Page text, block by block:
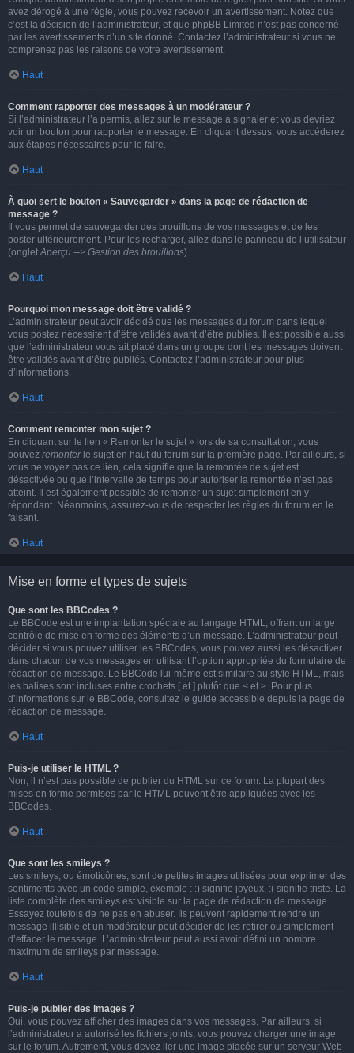
avez dérogé à une règle, vous pouvez recevoir un avertissement. Notez que
c’est la décision de l’administrateur, et que phpBB Limited n’est pas concerné
par les avertissements d’un site donné. Contactez l’administrateur si vous ne
comprenez pas les raisons de votre avertissement.
Haut
Comment rapporter des messages à un modérateur ?
Si l’administrateur l’a permis, allez sur le message à signaler et vous devriez
voir un bouton pour rapporter le message. En cliquant dessus, vous accéderez
aux étapes nécessaires pour le faire.
Haut
À quoi sert le bouton « Sauvegarder » dans la page de rédaction de
message ?
Il vous permet de sauvegarder des brouillons de vos messages et de les
poster ultérieurement. Pour les recharger, allez dans le panneau de l’utilisateur
(ongletAperçu --> Gestion des brouillons).
Haut
Pourquoi mon message doit être validé ?
L’administrateur peut avoir décidé que les messages du forum dans lequel
vous postez nécessitent d’être validés avant d’être publiés. Il est possible aussi
que l’administrateur vous ait placé dans un groupe dont les messages doivent
être validés avant d’être publiés. Contactez l’administrateur pour plus
d’informations.
Haut
Comment remonter mon sujet ?
En cliquant sur le lien « Remonter le sujet » lors de sa consultation, vous
pouvez remonterle sujet en haut du forum sur la première page. Par ailleurs, si
vous ne voyez pas ce lien, cela signifie que la remontée de sujet est
désactivée ou que l’intervalle de temps pour autoriser la remontée n’est pas
atteint. Il est également possible de remonter un sujet simplement en y
répondant. Néanmoins, assurez-vous de respecter les règles du forum en le
faisant.
Haut
Mise en forme et types de sujets
Que sont les BBCodes ?
Le BBCode est une implantation spéciale au langage HTML, offrant un large
contrôle de mise en forme des éléments d’un message. L’administrateur peut
décider si vous pouvez utiliser les BBCodes, vous pouvez aussi les désactiver
dans chacun de vos messages en utilisant l’option appropriée du formulaire de
rédaction de message. Le BBCode lui-même est similaire au style HTML, mais
les balises sont incluses entre crochets [ et ] plutôt que < et >. Pour plus
d’informations sur le BBCode, consultez le guide accessible depuis la page de
rédaction de message.
Haut
Puis-je utiliser le HTML ?
Non, il n’est pas possible de publier du HTML sur ce forum. La plupart des
mises en forme permises par le HTML peuvent être appliquées avec les
BBCodes.
Haut
Que sont les smileys ?
Les smileys, ou émoticônes, sont de petites images utilisées pour exprimer des
sentiments avec un code simple, exemple : :) signifie joyeux, :( signifie triste. La
liste complète des smileys est visible sur la page de rédaction de message.
Essayez toutefois de ne pas en abuser. Ils peuvent rapidement rendre un
message illisible et un modérateur peut décider de les retirer ou simplement
d’effacer le message. L’administrateur peut aussi avoir défini un nombre
maximum de smileys par message.
Haut
Puis-je publier des images ?
Oui, vous pouvez afficher des images dans vos messages. Par ailleurs, si
l’administrateur a autorisé les fichiers joints, vous pouvez charger une image
sur le forum. Autrement, vous devez lier une image placée sur un serveur Web